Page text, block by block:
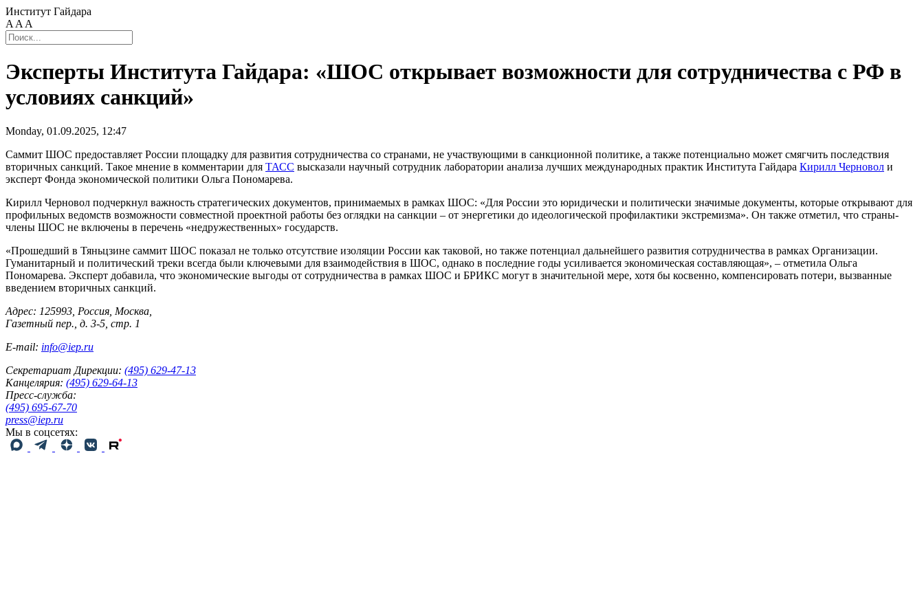
Институт Гайдара
A A A
Эксперты Института Гайдара: «ШОС открывает возможности для сотрудничества с РФ в
условиях санкций»
Monday, 01.09.2025, 12:47
Саммит ШОС предоставляет России площадку для развития сотрудничества со странами, не участвующими в санкционной политике, а также потенциально может смягчить последствия
вторичных санкций. Такое мнение в комментарии для ТАСС высказали научный сотрудник лаборатории анализа лучших международных практик Института Гайдара Кирилл Черновол и
эксперт Фонда экономической политики Ольга Пономарева.
Кирилл Черновол подчеркнул важность стратегических документов, принимаемых в рамках ШОС: «Для России это юридически и политически значимые документы, которые открывают для
профильных ведомств возможности совместной проектной работы без оглядки на санкции – от энергетики до идеологической профилактики экстремизма». Он также отметил, что страны-
члены ШОС не включены в перечень «недружественных» государств.
«Прошедший в Тяньцзине саммит ШОС показал не только отсутствие изоляции России как таковой, но также потенциал дальнейшего развития сотрудничества в рамках Организации.
Гуманитарный и политический треки всегда были ключевыми для взаимодействия в ШОС, однако в последние годы усиливается экономическая составляющая», – отметила Ольга
Пономарева. Эксперт добавила, что экономические выгоды от сотрудничества в рамках ШОС и БРИКС могут в значительной мере, хотя бы косвенно, компенсировать потери, вызванные
введением вторичных санкций.
Адрес: 125993, Россия, Москва,
Газетный пер., д. 3-5, стр. 1
E-mail: info@iep.ru
Секретариат Дирекции: (495) 629-47-13
Канцелярия: (495) 629-64-13
Пресс-служба:
(495) 695-67-70
press@iep.ru
Мы в соцсетях: